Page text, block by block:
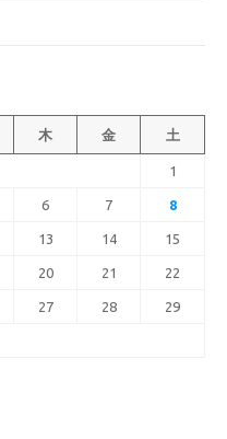
木 金 土
1
6 7 8
13 14 15
20 21 22
27 28 29